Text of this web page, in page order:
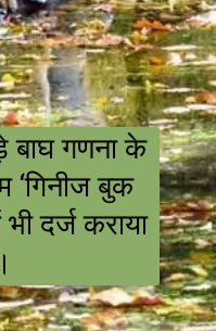
गणना के
‘गिनीज बुक
दर्ज कराया